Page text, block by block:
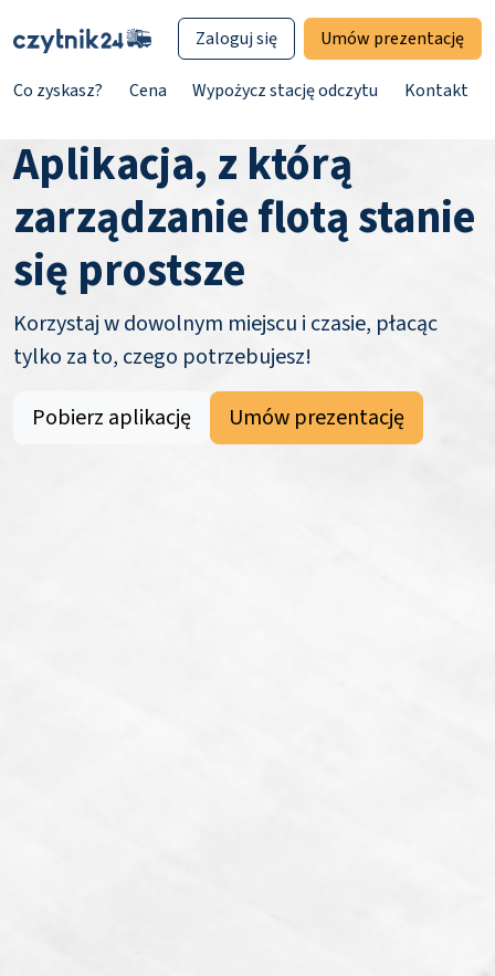
Co zyskasz? Cena Wypożycz stację odczytu Kontakt
Zaloguj się Umów prezentację
Aplikacja, z którą
zarządzanie flotą stanie
się prostsze
Korzystaj w dowolnym miejscu i czasie, płacąc
tylko za to, czego potrzebujesz!
Pobierz aplikację
Umów prezentację